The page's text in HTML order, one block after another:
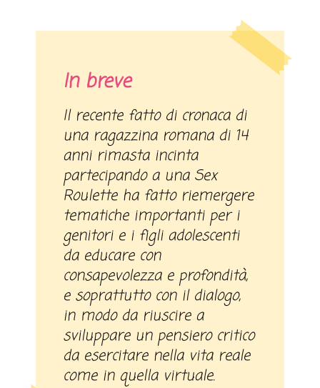
In breve
Il recente fatto di cronaca di
una ragazzina romana di 14
anni rimasta incinta
partecipando a una Sex
Roulette ha fatto riemergere
tematiche importanti per i
genitori e i figli adolescenti
da educare con
consapevolezza e profondità,
e soprattutto con il dialogo,
in modo da riuscire a
sviluppare un pensiero critico
da esercitare nella vita reale
come in quella virtuale.